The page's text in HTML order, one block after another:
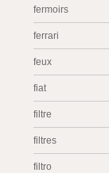
fermoirs
ferrari
feux
fiat
filtre
filtres
filtro